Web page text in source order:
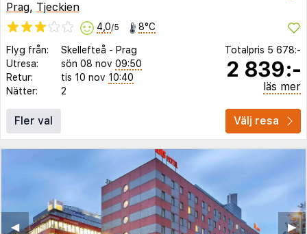
Prag, Tjeckien
4,0/5 8°C
Flyg från: Skellefteå - Prag
Utresa:
sön 08 nov 09:50
Retur:
tis 10 nov 10:40
Nätter:
2
Totalpris 5 678:-
2 839:-
läs mer
Fler val Välj resa
▶︎
◀︎